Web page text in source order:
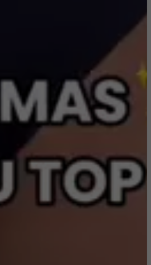
lindo e ainda
O tamanho
a compra!